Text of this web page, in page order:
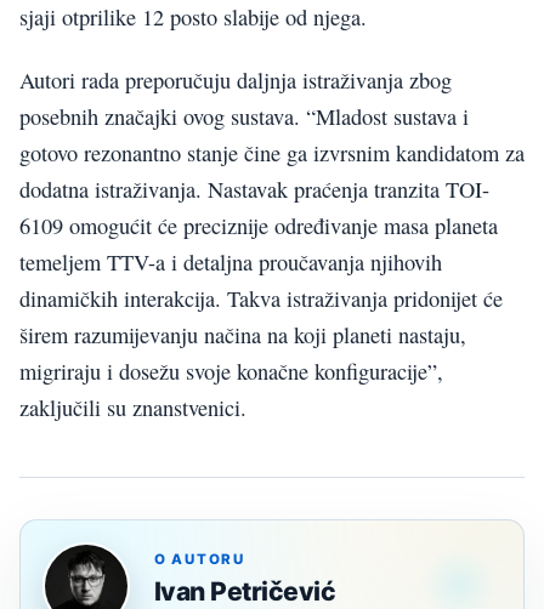
sjaji otprilike 12 posto slabije od njega.
Autori rada preporučuju daljnja istraživanja zbog
posebnih značajki ovog sustava. “Mladost sustava i
gotovo rezonantno stanje čine ga izvrsnim kandidatom za
dodatna istraživanja. Nastavak praćenja tranzita TOI-
6109 omogućit će preciznije određivanje masa planeta
temeljem TTV-a i detaljna proučavanja njihovih
dinamičkih interakcija. Takva istraživanja pridonijet će
širem razumijevanju načina na koji planeti nastaju,
migriraju i dosežu svoje konačne konfiguracije”,
zaključili su znanstvenici.
O AUTORU
Ivan Petričević